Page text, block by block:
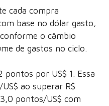
cada compra
base no dólar gasto,
o câmbio
de gastos no ciclo.
por US$ 1. Essa
ao superar R$
pontos/US$ com